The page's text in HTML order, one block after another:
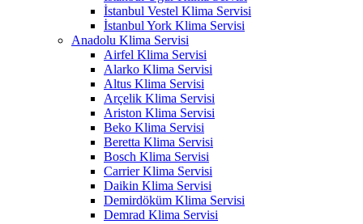
İstanbul Vestel Klima Servisi
İstanbul York Klima Servisi
Anadolu Klima Servisi
Airfel Klima Servisi
Alarko Klima Servisi
Altus Klima Servisi
Arçelik Klima Servisi
Ariston Klima Servisi
Beko Klima Servisi
Beretta Klima Servisi
Bosch Klima Servisi
Carrier Klima Servisi
Daikin Klima Servisi
Demirdöküm Klima Servisi
Demrad Klima Servisi